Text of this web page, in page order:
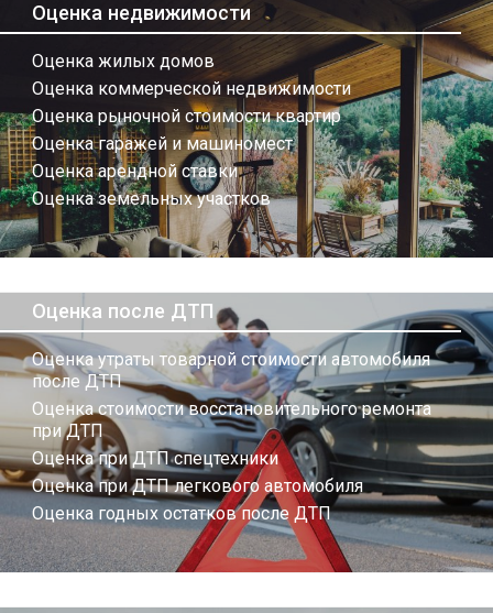
Оценка недвижимости
Оценка жилых домов
Оценка коммерческой недвижимости
Оценка рыночной стоимости квартир
Оценка гаражей и машиномест
Оценка арендной ставки
Оценка земельных участков
Оценка после ДТП
Оценка утраты товарной стоимости автомобиля
после ДТП
Оценка стоимости восстановительного ремонта
при ДТП
Оценка при ДТП спецтехники
Оценка при ДТП легкового автомобиля
Оценка годных остатков после ДТП